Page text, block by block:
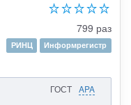
799 раз
РИНЦ
Информрегистр
ГОСТ APA